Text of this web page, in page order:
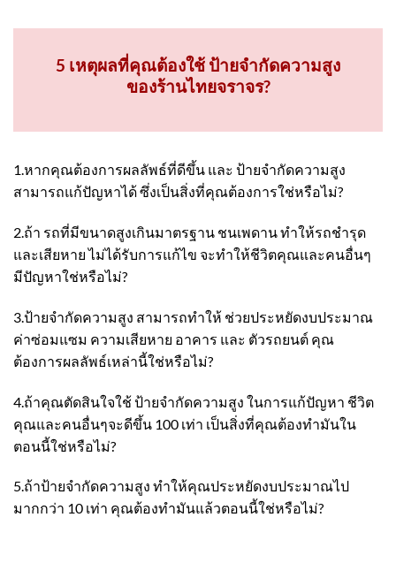
5 เหตุผลที่คุณต้องใช้ ป้ายจำกัดความสูง
ของร้านไทยจราจร?
1.หากคุณต้องการผลลัพธ์ที่ดีขึ้น และ ป้ายจำกัดความสูง
สามารถแก้ปัญหาได้ ซึ่งเป็นสิ่งที่คุณต้องการใช่หรือไม่?
2.ถ้า รถที่มีขนาดสูงเกินมาตรฐาน ชนเพดาน ทำให้รถชำรุด
และเสียหาย ไม่ได้รับการแก้ไข จะทำให้ชีวิตคุณและคนอื่นๆ
มีปัญหาใช่หรือไม่?
3.ป้ายจำกัดความสูง สามารถทำให้ ช่วยประหยัดงบประมาณ
ค่าซ่อมแซม ความเสียหาย อาคาร และ ตัวรถยนต์ คุณ
ต้องการผลลัพธ์เหล่านี้ใช่หรือไม่?
4.ถ้าคุณตัดสินใจใช้ ป้ายจำกัดความสูง ในการแก้ปัญหา ชีวิต
คุณและคนอื่นๆจะดีขึ้น 100 เท่า เป็นสิ่งที่คุณต้องทำมันใน
ตอนนี้ใช่หรือไม่?
5.ถ้าป้ายจำกัดความสูง ทำให้คุณประหยัดงบประมาณไป
มากกว่า 10 เท่า คุณต้องทำมันแล้วตอนนี้ใช่หรือไม่?